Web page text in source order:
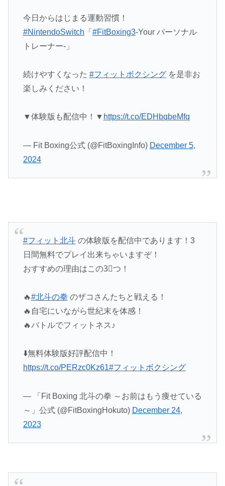
今日からはじまる運動習慣！
#NintendoSwitch 「 #FitBoxing3-Your パーソナル
トレーナー‐」
続けやすくなった #フィットボクシングを是非お
楽しみください！
▼体験版も配信中！▼ https://t.co/EDHbqbeMfq
— Fit Boxing公式 (@FitBoxingInfo) December 5,
2024
#フィット北斗の体験版を配信中であります！3
日間無料でプレイ出来ちゃいますぞ！
おすすめの理由はこの3⃣つ！
🔥#北斗の拳 のザコさんたちと戦える！
🔥自宅にいながら世紀末を体感！
🔥バトルでフィットネス♪
⬇️無料体験版好評配信中！
https://t.co/PERzc0Kz61#フィットボクシング
— 「Fit Boxing 北斗の拳 ～お前はもう痩せている
～」公式 (@FitBoxingHokuto) December 24,
2023